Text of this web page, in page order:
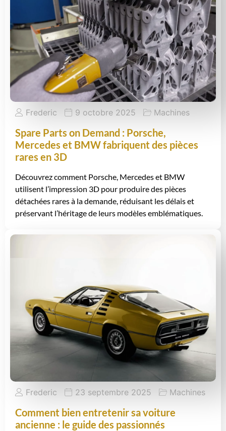
Frederic 9 octobre 2025 Machines
Spare Parts on Demand : Porsche,
Mercedes et BMW fabriquent des pièces
rares en 3D
Découvrez comment Porsche, Mercedes et BMW
utilisent l’impression 3D pour produire des pièces
détachées rares à la demande, réduisant les délais et
préservant l’héritage de leurs modèles emblématiques.
Frederic 23 septembre 2025 Machines
Comment bien entretenir sa voiture
ancienne : le guide des passionnés